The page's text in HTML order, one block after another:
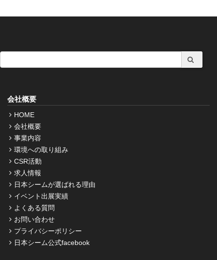
会社概要
HOME
会社概要
事業内容
環境への取り組み
CSR活動
求人情報
日本シームが選ばれる理由
イベント出展実績
よくある質問
お問い合わせ
プライバシーポリシー
日本シーム公式facebook